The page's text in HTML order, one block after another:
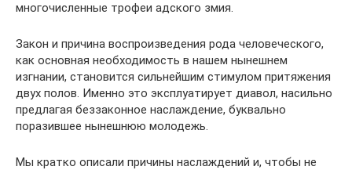
многочисленные трофеи адского змия.
Закон и причина воспроизведения рода человеческого,
как основная необходимость в нашем нынешнем
изгнании, становится сильнейшим стимулом притяжения
двух полов. Именно это эксплуатирует диавол, насильно
предлагая беззаконное наслаждение, буквально
поразившее нынешнюю молодежь.
Мы кратко описали причины наслаждений и, чтобы не